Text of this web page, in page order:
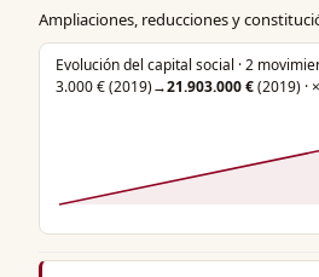
Ampliaciones, reducciones y
Evolución del capital social · 2
3.000 €(2019)→21.903.000 €(2019) ·